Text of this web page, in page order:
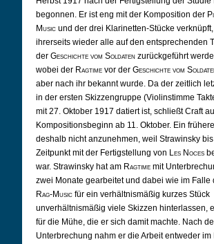
begonnen. Er ist eng mit der Komposition der
Music und der drei Klarinetten-Stücke
ihrerseits wieder alle auf den entsprechenden
der Geschichte vom Soldaten zurückgeführt
wobei der Ragtime vor der Geschichte vom
aber nach ihr bekannt wurde. Da der zeitlich
in der ersten Skizzengruppe (Violinstimme
mit 27. Oktober 1917 datiert ist, schließt Craft
Kompositionsbeginn ab 11. Oktober. Ein
deshalb nicht anzunehmen, weil Strawinsky
Zeitpunkt mit der Fertigstellung von Les Noces
war. Strawinsky hat am Ragtime mit
zwei Monate gearbeitet und dabei wie im Falle
Rag-Music für ein verhältnismäßig kurzes Stück
unverhältnismäßig viele Skizzen hinterlassen,
für die Mühe, die er sich damit machte. Nach
Unterbrechung nahm er die Arbeit entweder im